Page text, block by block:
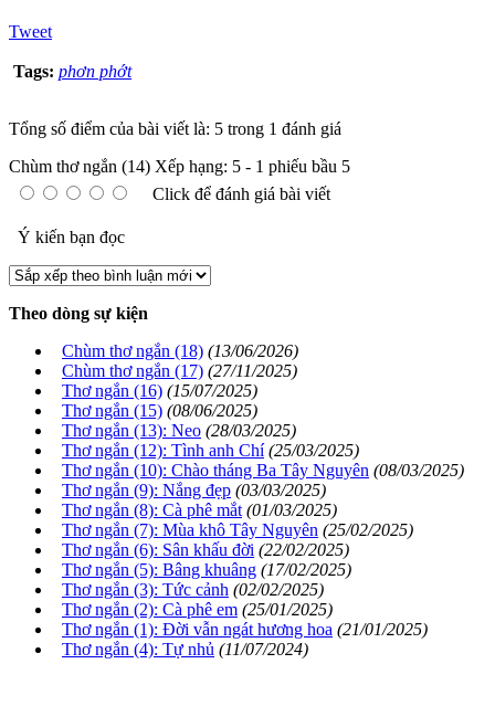
Tweet
Tags: phơn phớt
Tổng số điểm của bài viết là: 5 trong 1 đánh giá
Chùm thơ ngắn (14) Xếp hạng: 5 - 1 phiếu bầu 5
Click để đánh giá bài viết
Ý kiến bạn đọc
Theo dòng sự kiện
Chùm thơ ngắn (18) (13/06/2026)
Chùm thơ ngắn (17) (27/11/2025)
Thơ ngắn (16) (15/07/2025)
Thơ ngắn (15) (08/06/2025)
Thơ ngắn (13): Neo (28/03/2025)
Thơ ngắn (12): Tình anh Chí (25/03/2025)
Thơ ngắn (10): Chào tháng Ba Tây Nguyên (08/03/2025)
Thơ ngắn (9): Nắng đẹp (03/03/2025)
Thơ ngắn (8): Cà phê mắt (01/03/2025)
Thơ ngắn (7): Mùa khô Tây Nguyên (25/02/2025)
Thơ ngắn (6): Sân khấu đời (22/02/2025)
Thơ ngắn (5): Bâng khuâng (17/02/2025)
Thơ ngắn (3): Tức cảnh (02/02/2025)
Thơ ngắn (2): Cà phê em (25/01/2025)
Thơ ngắn (1): Đời vẫn ngát hương hoa (21/01/2025)
Thơ ngắn (4): Tự nhủ (11/07/2024)